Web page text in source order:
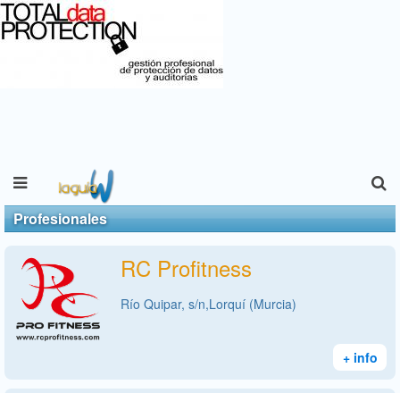
Profesionales
RC Profitness
Río Quipar, s/n,Lorquí (Murcia)
+ info